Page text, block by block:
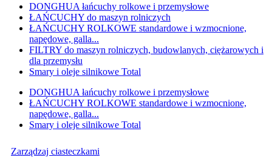
DONGHUA łańcuchy rolkowe i przemysłowe
ŁAŃCUCHY do maszyn rolniczych
ŁAŃCUCHY ROLKOWE standardowe i wzmocnione,
napędowe, galla...
FILTRY do maszyn rolniczych, budowlanych, ciężarowych i
dla przemysłu
Smary i oleje silnikowe Total
DONGHUA łańcuchy rolkowe i przemysłowe
ŁAŃCUCHY ROLKOWE standardowe i wzmocnione,
napędowe, galla...
Smary i oleje silnikowe Total
Zarządzaj ciasteczkami